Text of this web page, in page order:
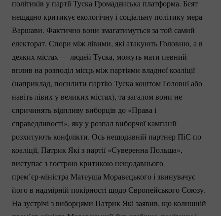
політиків у партії Туска Громадянська платформа. Бєят
нещадно критикує екологічну і соціальну політику мера
Варшави. Фактично вони змагатимуться за той самий
електорат. Спори між лівими, які атакують Головню, а в
деяких містах — людей Туска, можуть мати певний
вплив на розподіл місць між партіями владної коаліції
(наприклад, посилити партію Туска коштом Головні або
навіть лівих у великих містах), та загалом вони не
спричинять відпливу виборців до «Права і
справедливості», яку у розпал виборчої кампанії
розхитують конфлікти. Ось нещодавній партнер ПіС по
коаліції, Патрик Які з партії «Суверенна Польща»,
виступає з гострою критикою нещодавнього
прем’єр-міністра Матеуша Моравецького і звинувачує
його в надмірній покірності щодо Європейського Союзу.
На зустрічі з виборцями Патрик Які заявив, що колишній